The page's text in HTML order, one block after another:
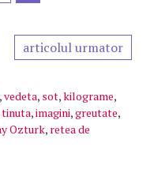
articolul urmator
,vedeta, sot,kilograme,
tinuta,imagini,greutate,
Ozturk, retea de